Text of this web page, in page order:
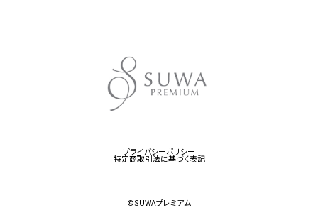
プライバシーポリシー
特定商取引法に基づく表記
©︎SUWAプレミアム